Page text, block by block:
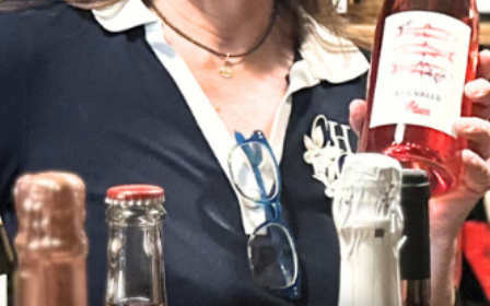
Club
Contacte i
Noves Adhesions